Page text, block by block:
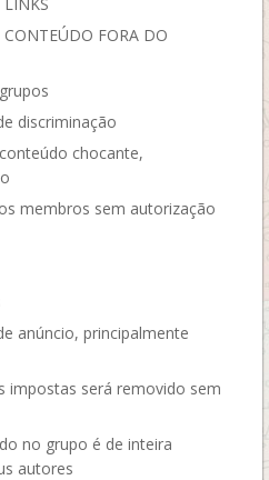
FORA DO
discriminação
chocante,
membros sem autorização
anúncio, principalmente
impostas será removido sem
no grupo é de inteira
autores